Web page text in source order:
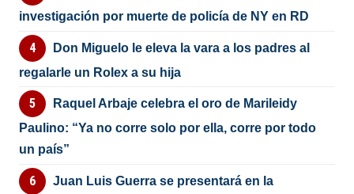
investigación por muerte de policía de NY en RD
Don Miguelo le eleva la vara a los padres al
regalarle un Rolex a su hija
Raquel Arbaje celebra el oro de Marileidy
Paulino: “Ya no corre solo por ella, corre por todo
un país”
Juan Luis Guerra se presentará en la